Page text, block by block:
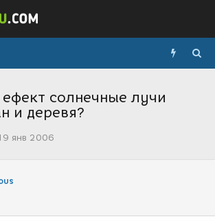
ефект солнечные лучи
и деревя?
а
янв 2006